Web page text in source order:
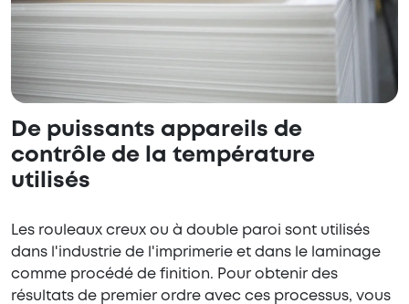
De puissants appareils de
contrôle de la température
utilisés
Les rouleaux creux ou à double paroi sont utilisés
dans l'industrie de l'imprimerie et dans le laminage
comme procédé de finition. Pour obtenir des
résultats de premier ordre avec ces processus, vous